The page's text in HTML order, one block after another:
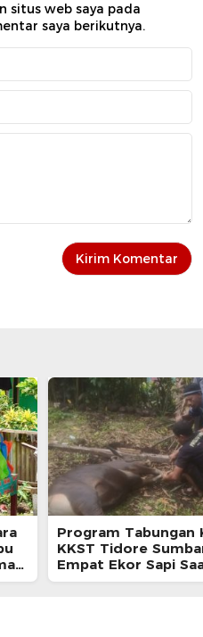
situs web saya pada
saya berikutnya.
Program Tabungan
KKST Tidore
Empat Ekor Sapi
Adha 1447 H